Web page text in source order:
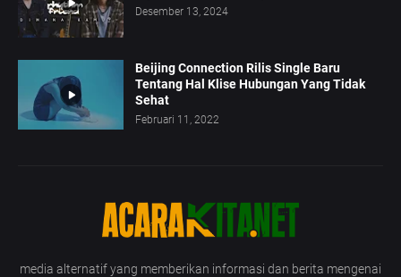
Desember 13, 2024
Beijing Connection Rilis Single Baru
Tentang Hal Klise Hubungan Yang Tidak
Sehat
Februari 11, 2022
media alternatif yang memberikan informasi dan berita mengenai